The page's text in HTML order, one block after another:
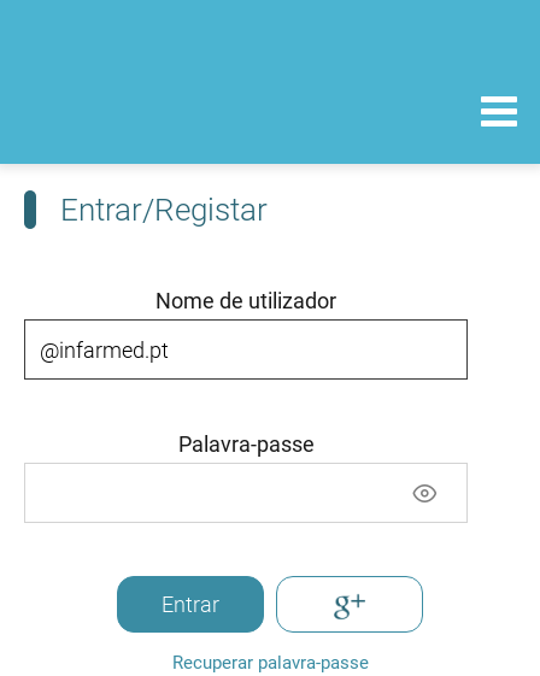
Entrar/Registar
Nome de utilizador
Palavra-passe
Entrar
Recuperar palavra-passe